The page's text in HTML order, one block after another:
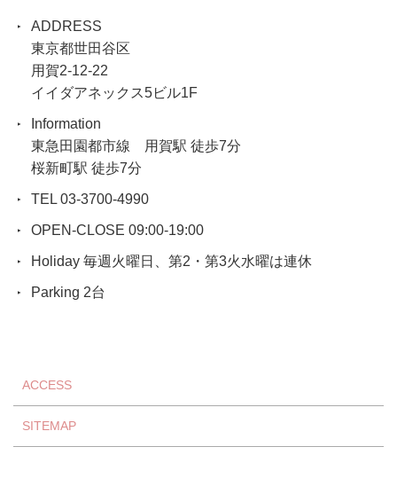
ADDRESS
東京都世田谷区
用賀2-12-22
イイダアネックス5ビル1F
Information
東急田園都市線 用賀駅 徒歩7分
桜新町駅 徒歩7分
TEL 03-3700-4990
OPEN-CLOSE 09:00-19:00
Holiday 毎週火曜日、第2・第3火水曜は連休
Parking 2台
ACCESS
SITEMAP